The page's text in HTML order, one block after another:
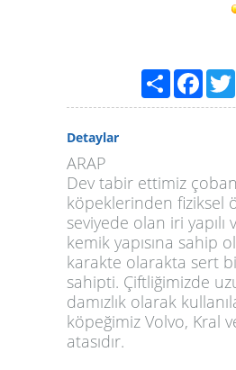
Paylaş
Detaylar
ARAP
Dev tabir ettimiz çoban
köpeklerinden fiziksel
seviyede olan iri
kemik yapısına sahip
karakte olarakta sert
sahipti. Çiftliğimizde
damızlık olarak
köpeğimiz Volvo, Kral
atasıdır.